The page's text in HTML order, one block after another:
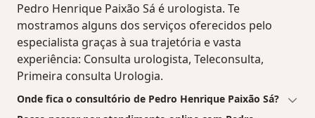
Pedro Henrique Paixão Sá é urologista. Te
mostramos alguns dos serviços oferecidos pelo
especialista graças à sua trajetória e vasta
experiência: Consulta urologista, Teleconsulta,
Primeira consulta Urologia.
Onde fica o consultório de Pedro Henrique Paixão Sá?